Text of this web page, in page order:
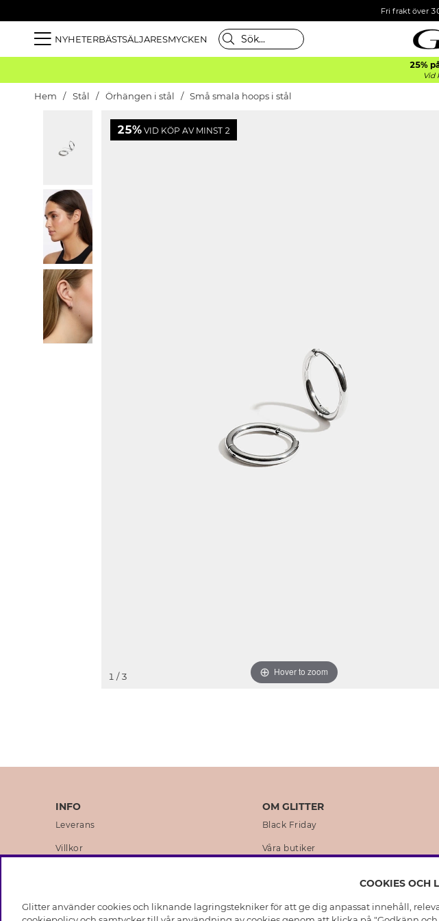
Fri frakt över
NYHETERBÄSTSÄLJARESMYCKEN
25%
Vid
Hem Stål Örhängen i stål Små smala hoops i stål
25% VID KÖP AV MINST 2
Hover to zoom
1 / 3
INFO
Leverans
Villkor
Medlemsvillkor
OM GLITTER
Black Friday
Våra butiker
Hållbarhet
COOKIES OCH
Glitter använder cookies och liknande lagringstekniker för att ge dig anpassat innehåll,